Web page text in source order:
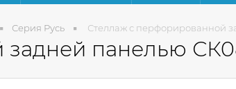
Серия Русь Стеллаж с перфорированной
панелью